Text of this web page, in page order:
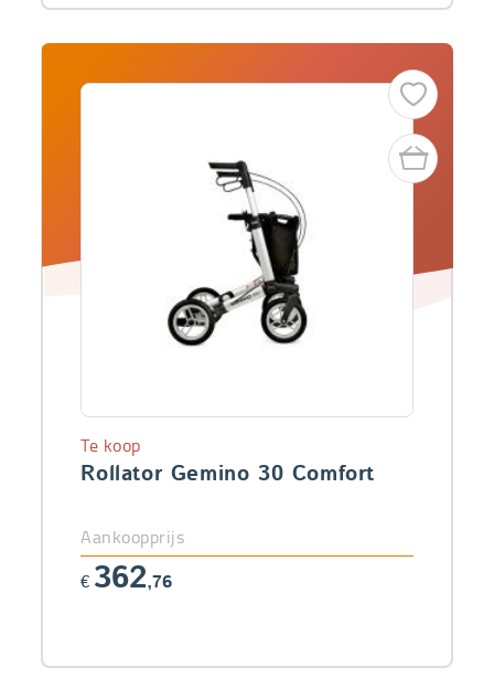
Rollator Gemino 30 Comfort
Te koop
Aankoopprijs
€ 362,76